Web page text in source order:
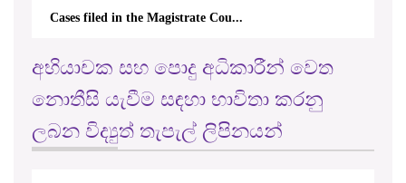
Cases filed in the Magistrate Cou...
අභියාචක සහ පොදු අධිකාරීන් වෙත
නොතීසි යැවීම සඳහා භාවිතා කරනු
ලබන විද්‍යුත් තැපැල් ලිපිනයන්